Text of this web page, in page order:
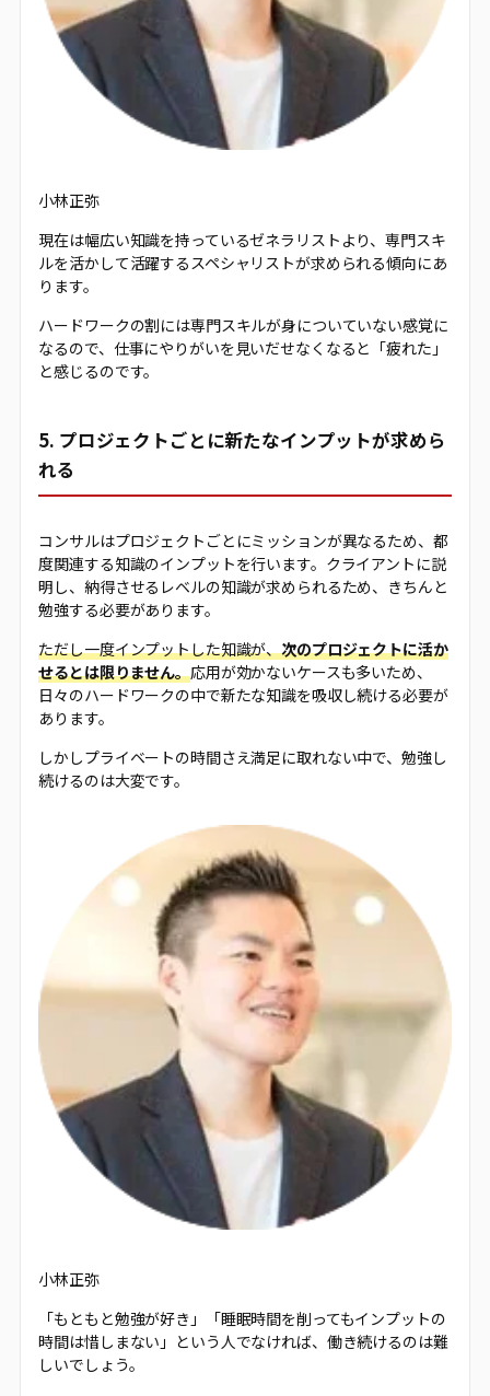
小林正弥
現在は幅広い知識を持っているゼネラリストより、専門スキ
ルを活かして活躍するスペシャリストが求められる傾向にあ
ります。
ハードワークの割には専門スキルが身についていない感覚に
なるので、仕事にやりがいを見いだせなくなると「疲れた」
と感じるのです。
5. プロジェクトごとに新たなインプットが求めら
れる
コンサルはプロジェクトごとにミッションが異なるため、都
度関連する知識のインプットを行います。クライアントに説
明し、納得させるレベルの知識が求められるため、きちんと
勉強する必要があります。
ただし一度インプットした知識が、次のプロジェクトに活か
せるとは限りません。応用が効かないケースも多いため、
日々のハードワークの中で新たな知識を吸収し続ける必要が
あります。
しかしプライベートの時間さえ満足に取れない中で、勉強し
続けるのは大変です。
小林正弥
「もともと勉強が好き」「睡眠時間を削ってもインプットの
時間は惜しまない」という人でなければ、働き続けるのは難
しいでしょう。